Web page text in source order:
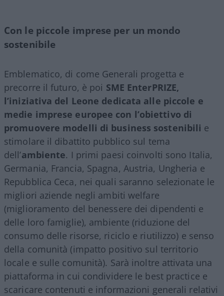
Con le piccole imprese per un mondo
sostenibile
Emblematico, di come Generali progetta e
precorre il futuro, è poi SME EnterPRIZE,
l’iniziativa del Leone dedicata alle piccole e
medie imprese europee con l’obiettivo di
promuovere modelli di business sostenibili e
stimolare il dibattito pubblico sul tema
dell’ambiente. I primi paesi coinvolti sono Italia,
Germania, Francia, Spagna, Austria, Ungheria e
Repubblica Ceca, nei quali saranno selezionate le
migliori aziende negli ambiti welfare
(miglioramento del benessere dei dipendenti e
delle loro famiglie), ambiente (riduzione del
consumo delle risorse, riciclo e riutilizzo) e senso
della comunità (impatto positivo sul territorio
locale e sulle comunità). Sarà inoltre attivata una
piattaforma in cui condividere le best practice e
scaricare contenuti e informazioni generali relativi